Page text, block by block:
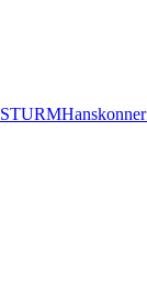
STURMHanskonner